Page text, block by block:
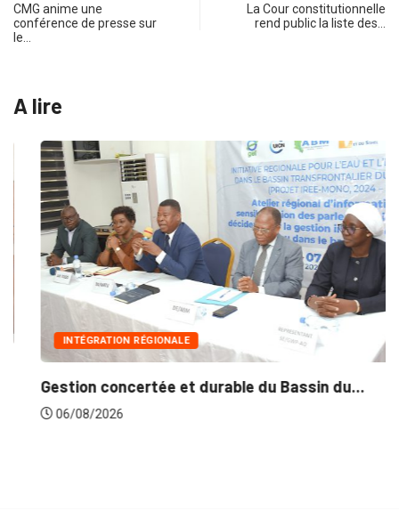
CMG anime une
conférence de presse sur
le…
La Cour constitutionnelle
rend public la liste des…
A lire
INTÉGRATION RÉGIONALE
Gestion concertée et durable du Bassin du...
06/08/2026